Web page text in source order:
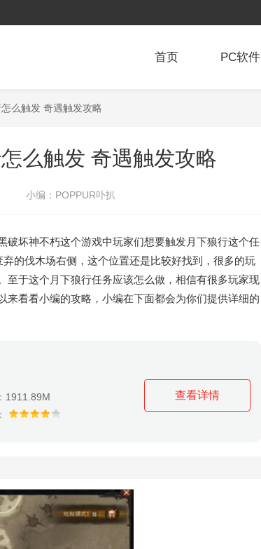
首页 PC软件
么触发 奇遇触发攻略
么触发 奇遇触发攻略
小编： POPPUR卟扒
坏神不朽这个游戏中玩家们想要触发月下狼行这个任
的伐木场右侧，这个位置还是比较好找到，很多的玩
于这个月下狼行任务应该怎么做，相信有很多玩家现
看看小编的攻略，小编在下面都会为你们提供详细的
1911.89M
查看详情